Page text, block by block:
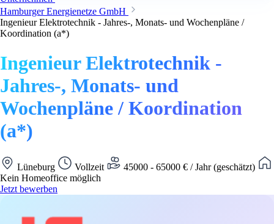
Hamburger Energienetze GmbH
Ingenieur Elektrotechnik - Jahres-, Monats- und Wochenpläne /
Koordination (a*)
Ingenieur Elektrotechnik -
Jahres-, Monats- und
Wochenpläne / Koordination
(a*)
Lüneburg Vollzeit
45000 - 65000 € / Jahr (geschätzt)
Kein Homeoffice möglich
Jetzt bewerben